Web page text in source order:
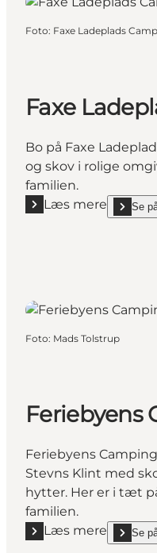
Foto: Faxe Ladeplads
Faxe
Bo på Faxe
og skov i rolige
familien.
Læs mere
Læs mere "Faxe Se
show
Foto: Mads Tolstrup
Feriebyens
Feriebyens
Stevns Klint med
hytter. Her er i tæt
familien.
Læs mere
Læs mere Se
show